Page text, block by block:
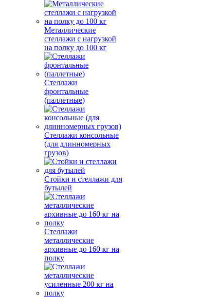
Металлические
стеллажи с нагрузкой
на полку до 100 кг
Стеллажи
фронтальные
(паллетные)
Стеллажи консольные
(для длинномерных
грузов)
Стойки и стеллажи для
бутылей
Стеллажи
металлические
архивные до 160 кг на
полку